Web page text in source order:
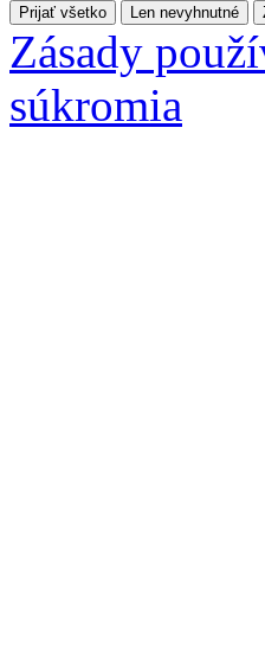
Prijať všetko Len nevyhnutné
Zásady
súkromia